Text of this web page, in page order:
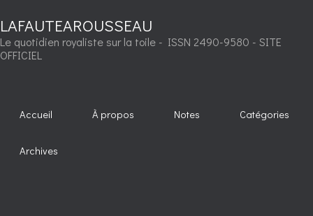
LAFAUTEAROUSSEAU
Le quotidien royaliste sur la toile - ISSN 2490-9580 - SITE
OFFICIEL
Accueil À propos Notes Catégories
Archives